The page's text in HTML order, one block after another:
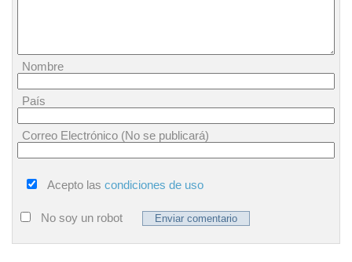
Nombre
País
Correo Electrónico (No se publicará)
Acepto las condiciones de uso
No soy un robot